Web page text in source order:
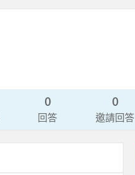
0
回答
0
邀請回答